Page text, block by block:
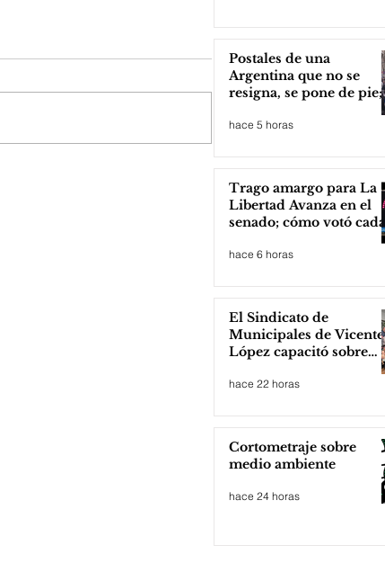
Postales de una
Argentina que no se
resigna, se pone de pie;
hace 5 horas
Trago amargo para La
Libertad Avanza en el
senado; cómo votó cada
hace 6 horas
El Sindicato de
Municipales de Vicente
López capacitó sobre
hace 22 horas
Cortometraje sobre
medio ambiente
hace 24 horas